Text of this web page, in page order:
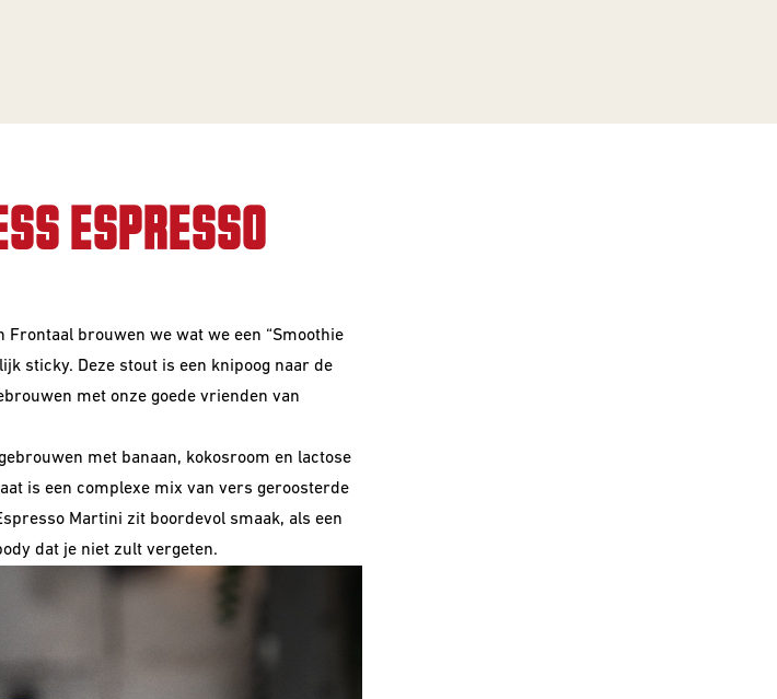
ESPRESSO
brouwen we wat we een “Smoothie
sticky. Deze stout is een knipoog naar de
met onze goede vrienden van
met banaan, kokosroom en lactose
is een complexe mix van vers geroosterde
Martini zit boordevol smaak, als een
dat je niet zult vergeten.